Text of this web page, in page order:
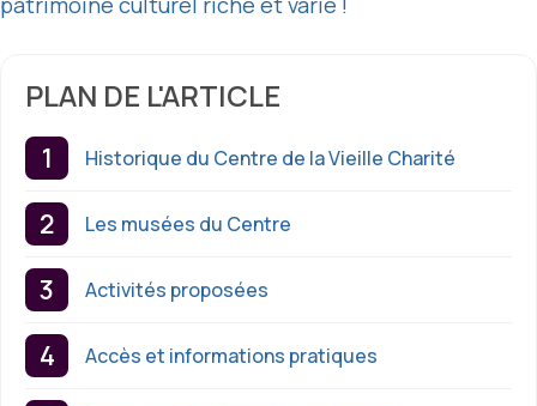
PLAN DE L'ARTICLE
Historique du Centre de la Vieille Charité
Les musées du Centre
Activités proposées
Accès et informations pratiques